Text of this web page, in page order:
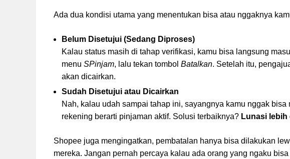
Ada dua kondisi utama yang menentukan bisa atau nggaknya
Belum Disetujui (Sedang Diproses)
Kalau status masih di tahap verifikasi, kamu bisa langsung
menu SPinjam, lalu tekan tombol Batalkan. Setelah itu,
akan dicairkan.
Sudah Disetujui atau Dicairkan
Nah, kalau udah sampai tahap ini, sayangnya kamu nggak
rekening berarti pinjaman aktif. Solusi terbaiknya? Lunasi lebih
Shopee juga mengingatkan, pembatalan hanya bisa dilakukan
mereka. Jangan pernah percaya kalau ada orang yang ngaku